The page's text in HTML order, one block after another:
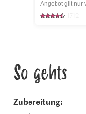
So gehts
Zubereitung: